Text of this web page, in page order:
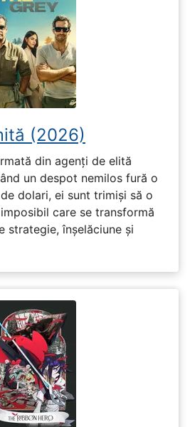
(2026)
din agenți de elită
un despot nemilos fură o
dolari, ei sunt trimiși să o
care se transformă
strategie, înșelăciune și